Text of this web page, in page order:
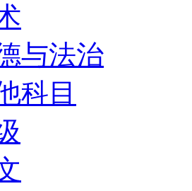
与法治
科目